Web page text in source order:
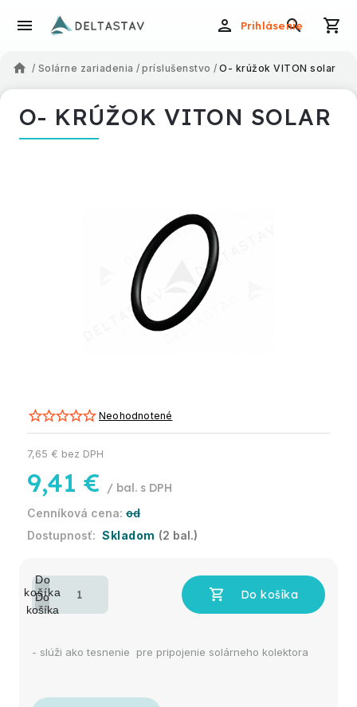
Prihlásenie
/ Solárne zariadenia / príslušenstvo / O- krúžok VITON solar
O- KRÚŽOK VITON SOLAR
Neohodnotené
od
9,41 € / bal.
7,65 € bez DPH
Skladom (2 bal.)
- slúži ako tesnenie pre pripojenie solárneho kolektora